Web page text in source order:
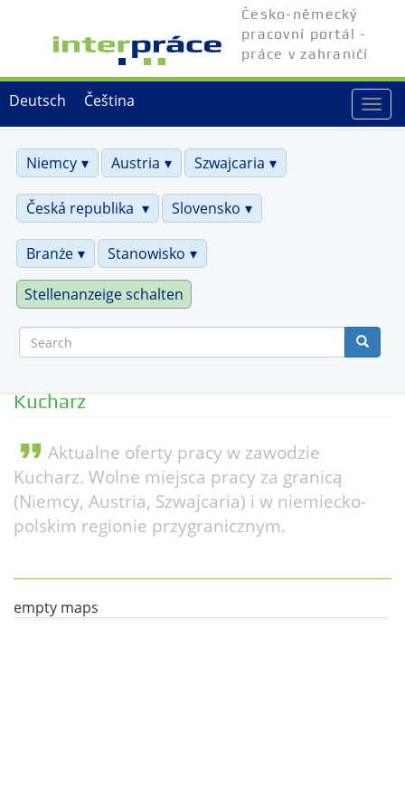
Čeština
Deutsch
Česko-německý
pracovní portál -
práce v zahraničí
Niemcy
Austria Szwajcaria
Česká republika Slovensko
Branże Stanowisko
Stellenanzeige schalten
Kucharz
format_quote Aktualne oferty pracy w zawodzie
Kucharz. Wolne miejsca pracy za granicą
(Niemcy, Austria, Szwajcaria) i w niemiecko-
polskim regionie przygranicznym.
empty maps